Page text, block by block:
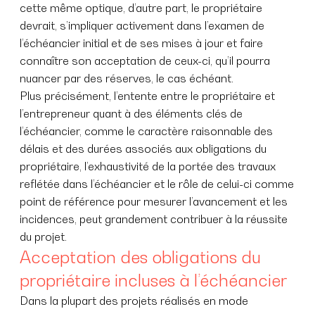
cette même optique, d’autre part, le propriétaire
devrait, s’impliquer activement dans l’examen de
l’échéancier initial et de ses mises à jour et faire
connaître son acceptation de ceux-ci, qu’il pourra
nuancer par des réserves, le cas échéant.
Plus précisément, l’entente entre le propriétaire et
l’entrepreneur quant à des éléments clés de
l’échéancier, comme le caractère raisonnable des
délais et des durées associés aux obligations du
propriétaire, l’exhaustivité de la portée des travaux
reflétée dans l’échéancier et le rôle de celui-ci comme
point de référence pour mesurer l’avancement et les
incidences, peut grandement contribuer à la réussite
du projet.
Acceptation des obligations du
propriétaire incluses à l’échéancier
Dans la plupart des projets réalisés en mode